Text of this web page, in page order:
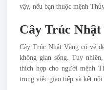
vậy, nếu bạn thuộc mệnh
Cây Trúc Nhật
Cây Trúc Nhật Vàng có vẻ
không gian sống. Tuy
thích hợp cho người mệnh
trong việc giao tiếp và kết